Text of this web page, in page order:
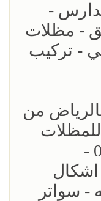
-
- مظلات
- تركيب
من
والسواتر - 0500559613 -
- سواتر